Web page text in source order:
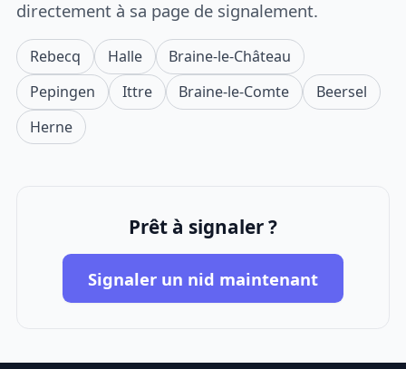
directement à sa page de signalement.
Rebecq Halle
Braine-le-Château
Pepingen
Ittre Braine-le-Comte
Beersel
Herne
Prêt à signaler ?
Signaler un nid maintenant